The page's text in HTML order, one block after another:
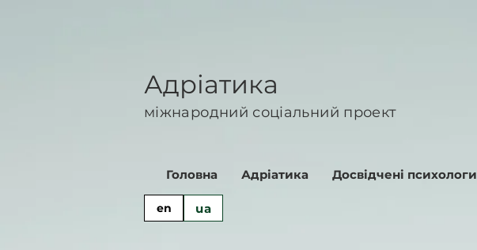
Адріатика
міжнародний соціальний проект
Головна Адріатика Досвідчені психологи
en ua